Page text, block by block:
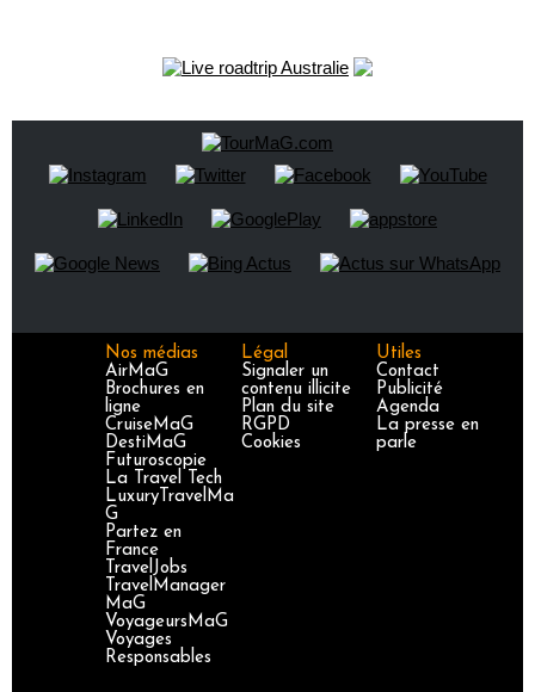
Nos médias
AirMaG
Brochures en
ligne
CruiseMaG
DestiMaG
Futuroscopie
La Travel Tech
LuxuryTravelMa
G
Partez en
France
TravelJobs
TravelManager
MaG
VoyageursMaG
Voyages
Responsables
Légal
Signaler un
contenu illicite
Plan du site
RGPD
Cookies
Utiles
Contact
Publicité
Agenda
La presse en
parle